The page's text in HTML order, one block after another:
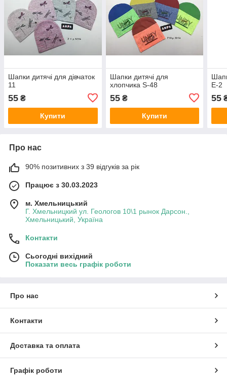
Шапки дитячі для дівчаток
11
55 ₴
Купити
Шапки дитячі для
хлопчика S-48
55₴
Купити
E-2
55
Про нас
90% позитивних з 39 відгуків за рік
Працює з 30.03.2023
м. Хмельницький
Г. Хмельницкий ул. Геологов 10\1 рынок Дарсон.,
Хмельницький, Україна
Контакти
Сьогодні вихідний
Показати весь графік роботи
Про нас
Контакти
Доставка та оплата
Графік роботи